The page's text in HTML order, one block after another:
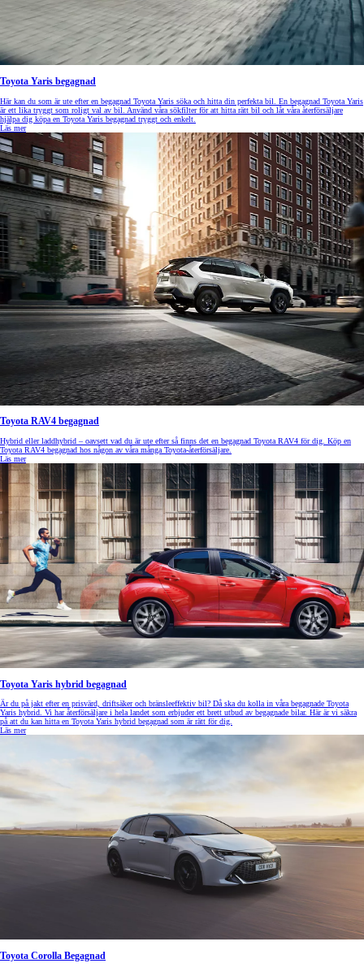
Toyota Yaris begagnad
Här kan du som är ute efter en begagnad Toyota Yaris söka och hitta din perfekta bil. En begagnad Toyota Yaris
är ett lika tryggt som roligt val av bil. Använd våra sökfilter för att hitta rätt bil och låt våra återförsäljare
hjälpa dig köpa en Toyota Yaris begagnad tryggt och enkelt.
Läs mer
Toyota RAV4 begagnad
Hybrid eller laddhybrid – oavsett vad du är ute efter så finns det en begagnad Toyota RAV4 för dig. Köp en
Toyota RAV4 begagnad hos någon av våra många Toyota-återförsäljare.
Läs mer
Toyota Yaris hybrid begagnad
Är du på jakt efter en prisvärd, driftsäker och bränsleeffektiv bil? Då ska du kolla in våra begagnade Toyota
Yaris hybrid. Vi har återförsäljare i hela landet som erbjuder ett brett utbud av begagnade bilar. Här är vi säkra
på att du kan hitta en Toyota Yaris hybrid begagnad som är rätt för dig.
Läs mer
Toyota Corolla Begagnad